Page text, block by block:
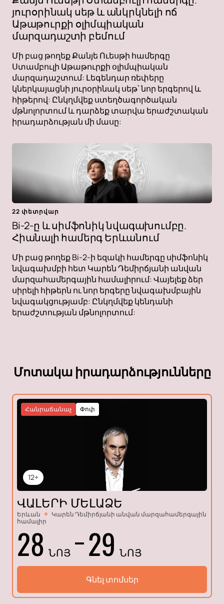
յուրօրինակ սեթ և անկրկնելի ոճ
Աթաթուրքի օլիմպիական
մարզադաշտի բեմում
Մի բաց թողեք Քանյե Ուեսթի համերգը
Ստամբուլի Աթաթուրքի օլիմպիական
մարզադաշտում: Լեգենդար ռեփերը
կներկայացնի յուրօրինակ սեթ՝ նոր երգերով և
հիթերով: Ընկղմվեք ստեղծագործական
մթնոլորտում և դարձեք տարվա երաժշտական ​​​​
իրադարձության մի մասը:
22 փետրվար
Bi-2-ը և սիմֆոնիկ նվագախումբը.
Հիանալի համերգ Երևանում
Մի բաց թողեք Bi-2-ի եզակի համերգը սիմֆոնիկ
նվագախմբի հետ Կարեն Դեմիրճյանի անվան
մարզահամերգային համալիրում: Վայելեք ձեր
սիրելի հիթերն ու նոր երգերը նվագախմբային
նվագակցությամբ: Ընկղմվեք կենդանի
երաժշտության մթնոլորտում:
Մոտակա իրադարձությունները
12+
Փոփ
Հանրաճանաչ
ՎԱԼԵՐԻ ՄԵԼԱՁԵ
Երևան
Կարեն Դեմիրճյանի անվան մարզահամերգային
համալիր
28 ՆՈՅ 29 ՆՈՅ
Գնել տոմսեր